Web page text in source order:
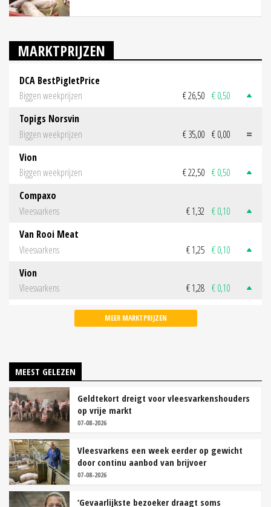
MARKTPRIJZEN
DCA BestPigletPrice
Biggen weekprijzen
€ 26,50 € 0,50
Topigs Norsvin
Biggen weekprijzen
€ 35,00 € 0,00
Vion
Biggen weekprijzen
€ 22,50 € 0,50
Compaxo
Vleesvarkens
€ 1,32 € 0,10
Van Rooi Meat
Vleesvarkens
€ 1,25 € 0,10
Vion
Vleesvarkens
€ 1,28 € 0,10
MEER MARKTPRIJZEN
MEEST GELEZEN
Geldtekort dreigt voor vleesvarkenshouders
op vrije markt
07-08-2026
Vleesvarkens een week eerder op gewicht
door continu aanbod van brijvoer
07-08-2026
‘Gevaarlijkste bezoeker draagt soms